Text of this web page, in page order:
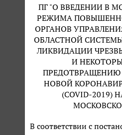
ПГ "О ВВЕДЕНИИ В
РЕЖИМА
ОРГАНОВ
ОБЛАСТНОЙ
ЛИКВИДАЦИИ
И
ПРЕДОТВРАЩЕНИЮ
НОВОЙ
(COVID-2019)
В соответствии с